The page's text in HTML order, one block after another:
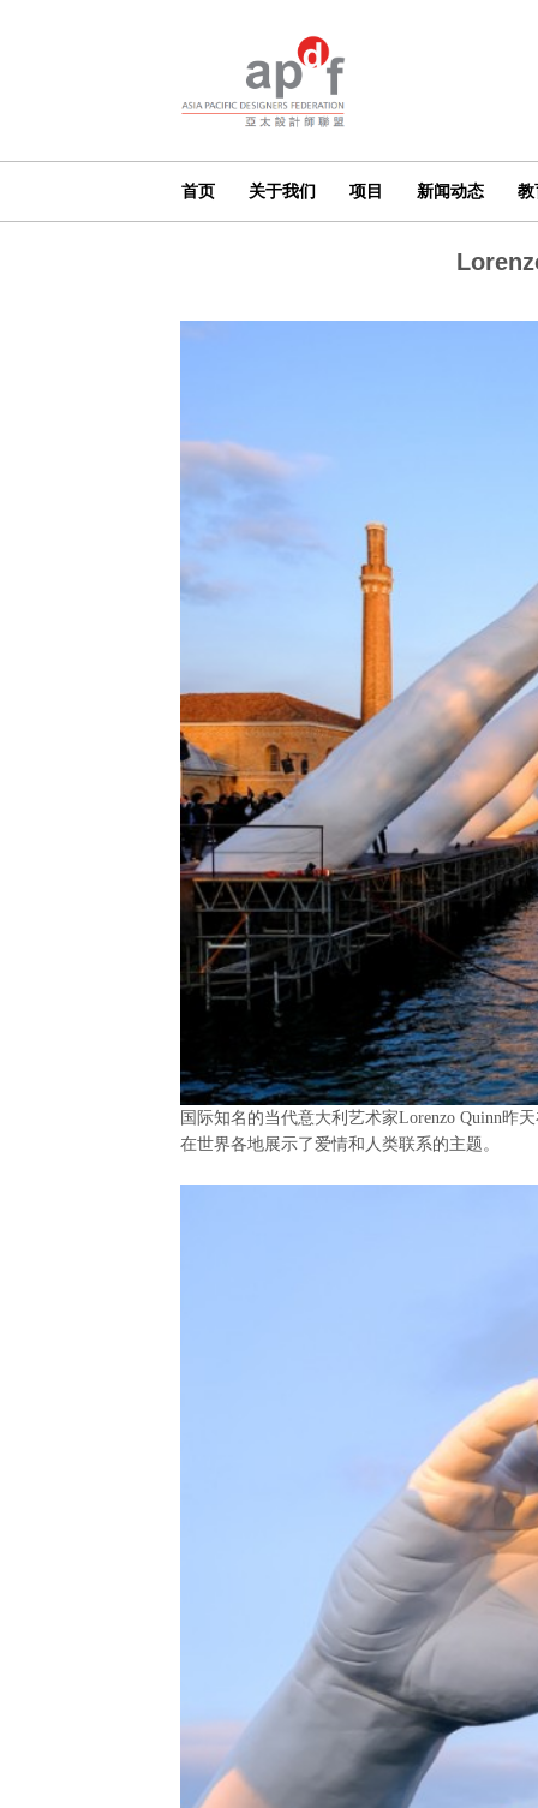
首页 关于我们 项目 新闻动态 教
国际知名的当代意大利艺术家Lorenzo Quinn昨
在世界各地展示了爱情和人类联系的主题。